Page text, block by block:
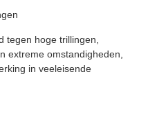
tegen hoge trillingen,
extreme omstandigheden,
in veeleisende